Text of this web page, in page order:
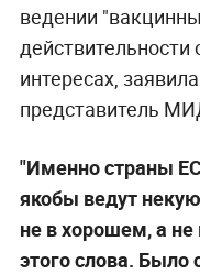
ведении
действительности
интересах,
представитель
"Именно страны
якобы ведут
не в хорошем, а
этого слова. Было